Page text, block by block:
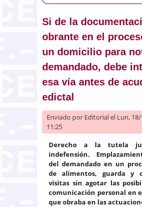
Si de la
obrante en el
un domicilio para
demandado, debe
esa vía antes de
edictal
Enviado por Editorialel Lun,
11:25
Derecho a la tutela
indefensión.
del demandado en un
de alimentos, guarda y
visitas sin agotar las
comunicación personal en
que obraba en las